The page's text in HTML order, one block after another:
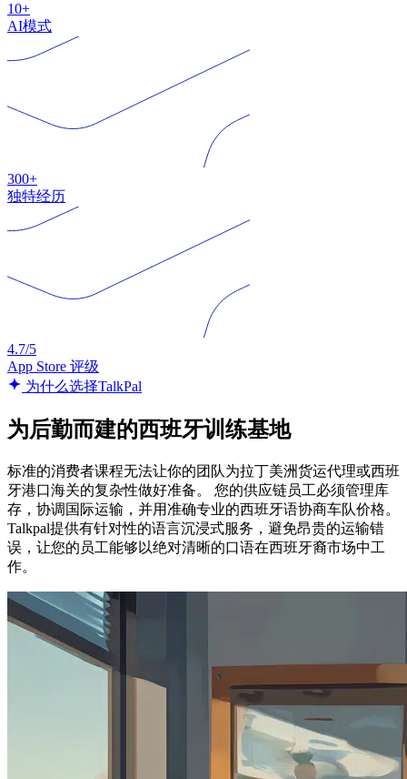
10+
AI模式
300+
独特经历
4.7/5
App Store 评级
为什么选择TalkPal
为后勤而建的西班牙训练基地
标准的消费者课程无法让你的团队为拉丁美洲货运代理或西班
牙港口海关的复杂性做好准备。 您的供应链员工必须管理库
存，协调国际运输，并用准确专业的西班牙语协商车队价格。
Talkpal提供有针对性的语言沉浸式服务，避免昂贵的运输错
误，让您的员工能够以绝对清晰的口语在西班牙裔市场中工
作。